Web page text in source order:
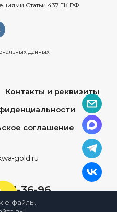
Статьи 437 ГК РФ.
данных
Контакты и реквизиты
соглашение
gold.ru
36-96
файлы.